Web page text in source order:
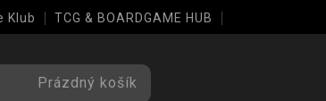
Klub TCG & BOARDGAME HUB
Prázdný košík